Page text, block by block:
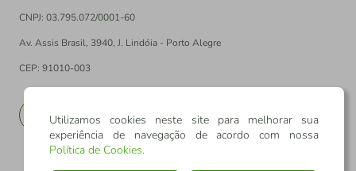
CNPJ: 03.795.072/0001-60
Av. Assis Brasil, 3940, J. Lindóia - Porto Alegre
CEP: 91010-003
EN
Utilizamos cookies neste site para melhorar sua
experiência de navegação de acordo com nossa
Política de Cookies.